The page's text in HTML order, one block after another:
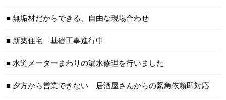
無垢材だからできる、自由な現場合わせ
新築住宅 基礎工事進行中
水道メーターまわりの漏水修理を行いました
夕方から営業できない 居酒屋さんからの緊急依頼即対応